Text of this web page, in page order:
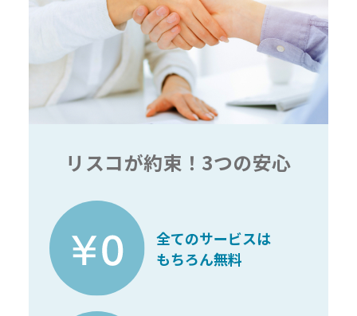
リスコが約束！3つの安心
全てのサービスは
もちろん無料